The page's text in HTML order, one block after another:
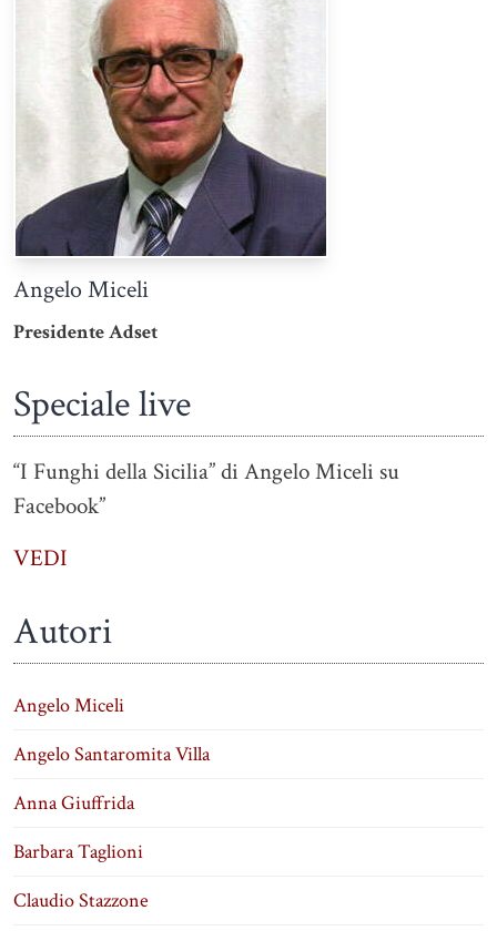
Angelo Miceli
Presidente Adset
Speciale live
“I Funghi della Sicilia” di Angelo Miceli su
Facebook”
VEDI
Autori
Angelo Miceli
Angelo Santaromita Villa
Anna Giuffrida
Barbara Taglioni
Claudio Stazzone